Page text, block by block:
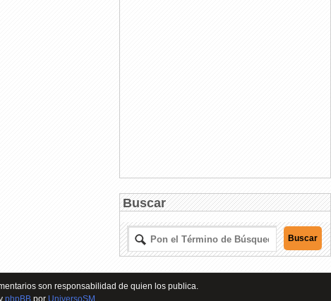
Buscar
son responsabilidad de quien los publica.
phpBB por UniversoSM